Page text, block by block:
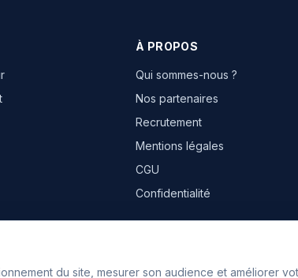
À PROPOS
Qui sommes-nous ?
Nos partenaires
Recrutement
Mentions légales
CGU
Confidentialité
du site, mesurer son audience et améliorer